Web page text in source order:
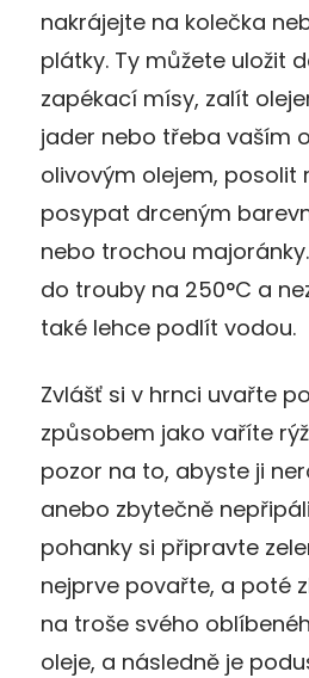
nakrájejte na kolečka
plátky. Ty můžete uložit
zapékací mísy, zalít
jader nebo třeba vaším
olivovým olejem, posolit
posypat drceným
nebo trochou
do trouby na 250°C a
také lehce podlít vodou.
Zvlášť si v hrnci uvařte
způsobem jako vaříte
pozor na to, abyste ji
anebo zbytečně
pohanky si připravte
nejprve povařte, a poté
na troše svého
oleje, a následně je